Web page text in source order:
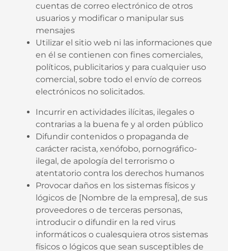
cuentas de correo electrónico de otros
usuarios y modificar o manipular sus
mensajes
Utilizar el sitio web ni las informaciones que
en él se contienen con fines comerciales,
políticos, publicitarios y para cualquier uso
comercial, sobre todo el envío de correos
electrónicos no solicitados.
Incurrir en actividades ilícitas, ilegales o
contrarias a la buena fe y al orden público
Difundir contenidos o propaganda de
carácter racista, xenófobo, pornográfico-
ilegal, de apología del terrorismo o
atentatorio contra los derechos humanos
Provocar daños en los sistemas físicos y
lógicos de [Nombre de la empresa], de sus
proveedores o de terceras personas,
introducir o difundir en la red virus
informáticos o cualesquiera otros sistemas
físicos o lógicos que sean susceptibles de